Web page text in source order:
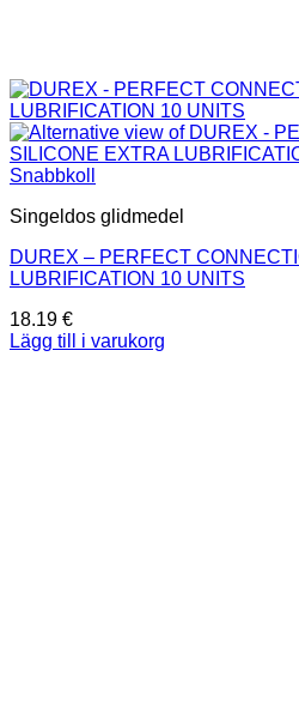
Snabbkoll
Singeldos glidmedel
DUREX – PERFECT
LUBRIFICATION 10 UNITS
18.19 €
Lägg till i varukorg